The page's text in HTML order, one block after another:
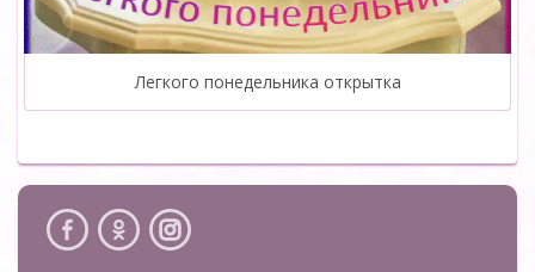
Легкого понедельника открытка